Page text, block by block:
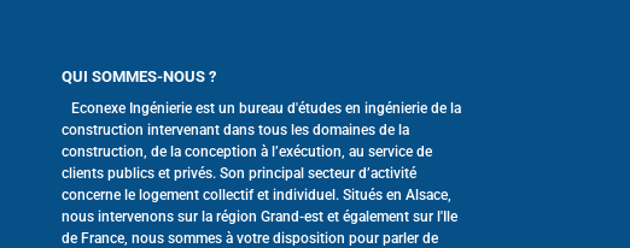
QUI SOMMES-NOUS ?
Econexe Ingénierie est un bureau d'études en ingénierie de la
construction intervenant dans tous les domaines de la
construction, de la conception à l’exécution, au service de
clients publics et privés. Son principal secteur d’activité
concerne le logement collectif et individuel. Situés en Alsace,
nous intervenons sur la région Grand-est et également sur l'Ile
de France, nous sommes à votre disposition pour parler de